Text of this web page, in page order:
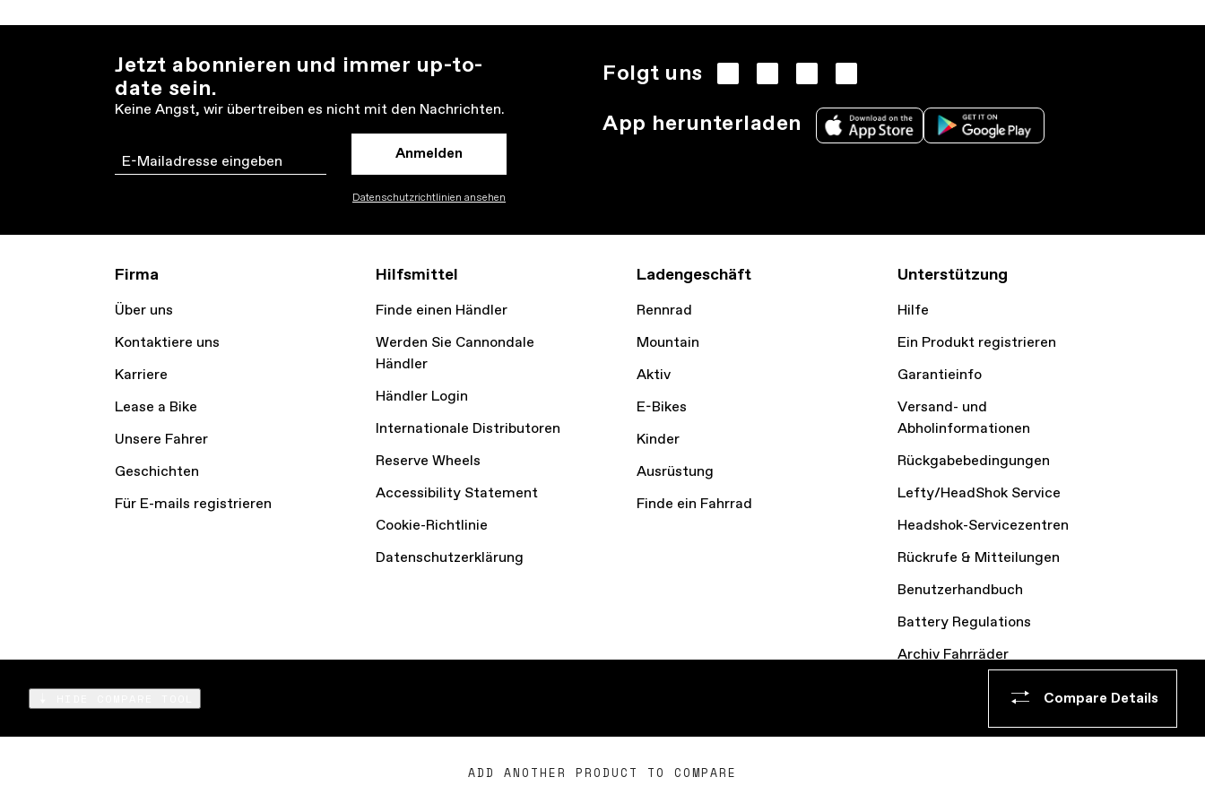
Compare
Products
Compare Details
ADD ANOTHER PRODUCT TO COMPARE
Jetzt abonnieren und immer up-to-
date sein.
Keine Angst, wir übertreiben es nicht mit den Nachrichten.
Email Anmelden
Datenschutzrichtlinien ansehen
Folgt uns
App herunterladen
Firma
Über uns
Kontaktiere uns
Karriere
Lease a Bike
Unsere Fahrer
Geschichten
Für E-mails registrieren
Hilfsmittel
Finde einen Händler
Werden Sie Cannondale
Händler
Händler Login
Internationale Distributoren
Reserve Wheels
Accessibility Statement
Cookie-Richtlinie
Datenschutzerklärung
Ladengeschäft
Rennrad
Mountain
Aktiv
E-Bikes
Kinder
Ausrüstung
Finde ein Fahrrad
Unterstützung
Hilfe
Ein Produkt registrieren
Garantieinfo
Versand- und
Abholinformationen
Rückgabebedingungen
Lefty/HeadShok Service
Headshok-Servicezentren
Rückrufe & Mitteilungen
Benutzerhandbuch
Battery Regulations
Archiv Fahrräder